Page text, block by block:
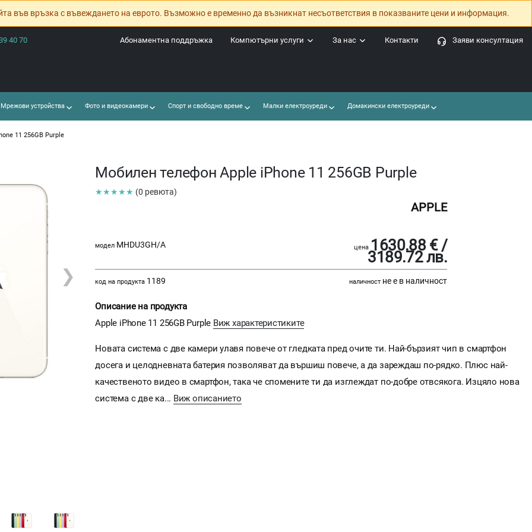
във връзка с въвеждането на еврото. Възможно е временно да възникнат несъответствия в показваните цени и информация.
40 70 Заяви консултация
Контакти
За нас
Компютърни услуги
Абонаментна поддръжка
устройства Фото и видеокамери Спорт и свободно време Малки електроуреди Домакински електроуреди
11 256GB Purple
❯
Мобилен телефон Apple iPhone 11 256GB Purple
★★★★★ (0 ревюта)
APPLE
модел MHDU3GH/A цена 1630.88 € /
3189.72 лв.
код на продукта 1189 наличност не е в наличност
Описание на продукта
Apple iPhone 11 256GB Purple Виж характеристиките
Новата система с две камери улавя повече от гледката пред очите ти. Най-бързият чип в смартфон
досега и целодневната батерия позволяват да вършиш повече, а да зареждаш по-рядко. Плюс най-
качественото видео в смартфон, така че спомените ти да изглеждат по-добре отвсякога. Изцяло нова
система с две ка... Виж описанието